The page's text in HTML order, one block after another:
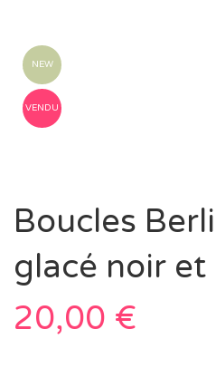
NEW
VENDU
Boucles
glacé noir et
20,00 €